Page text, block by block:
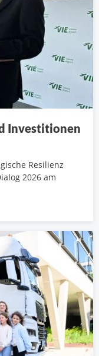
Investitionen
Resilienz
2026 am